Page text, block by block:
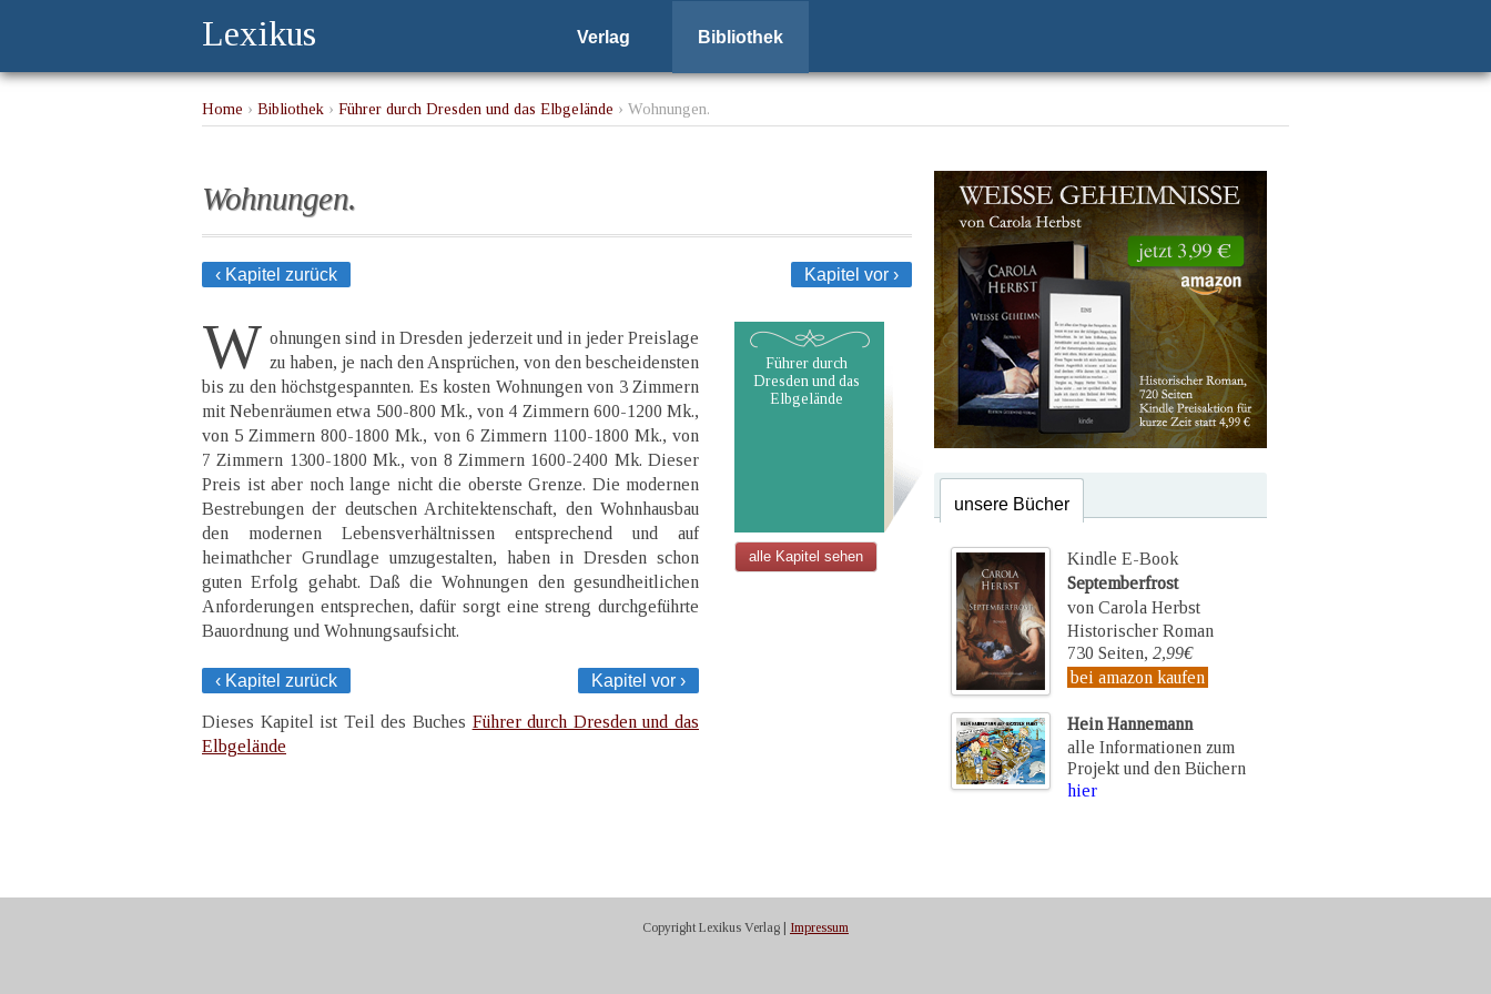
Lexikus Verlag Bibliothek
Home › Bibliothek › Führer durch Dresden und das Elbgelände › Wohnungen.
Wohnungen.
‹ Kapitel zurück Kapitel vor ›
W ohnungen sind in Dresden jederzeit und in jeder Preislage
zu haben, je nach den Ansprüchen, von den bescheidensten
bis zu den höchstgespannten. Es kosten Wohnungen von 3 Zimmern
mit Nebenräumen etwa 500-800 Mk., von 4 Zimmern 600-1200 Mk.,
von 5 Zimmern 800-1800 Mk., von 6 Zimmern 1100-1800 Mk., von
7 Zimmern 1300-1800 Mk., von 8 Zimmern 1600-2400 Mk. Dieser
Preis ist aber noch lange nicht die oberste Grenze. Die modernen
Bestrebungen der deutschen Architektenschaft, den Wohnhausbau
den modernen Lebensverhältnissen entsprechend und auf
heimathcher Grundlage umzugestalten, haben in Dresden schon
guten Erfolg gehabt. Daß die Wohnungen den gesundheitlichen
Anforderungen entsprechen, dafür sorgt eine streng durchgeführte
Bauordnung und Wohnungsaufsicht.
‹ Kapitel zurück Kapitel vor ›
Dieses Kapitel ist Teil des Buches Führer durch Dresden und das
Elbgelände
Führer durch
Dresden und das
Elbgelände
alle Kapitel sehen
unsere Bücher
Kindle E-Book
Septemberfrost
von Carola Herbst
Historischer Roman
730 Seiten, 2,99€
bei amazon kaufen
Hein Hannemann
alle Informationen zum
Projekt und den Büchern
hier
Copyright Lexikus Verlag | Impressum